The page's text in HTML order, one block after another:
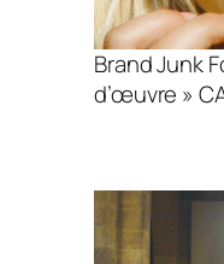
Brand Junk
d’œuvre »